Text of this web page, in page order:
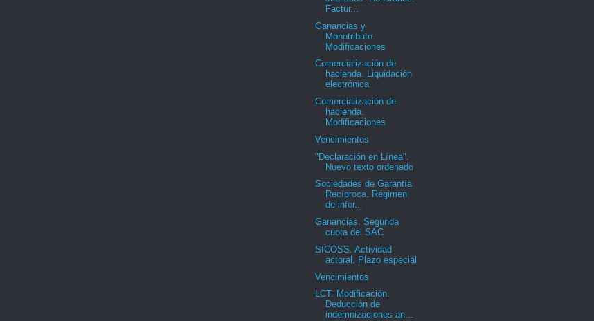
Factur...
Ganancias y
Monotributo.
Modificaciones
Comercialización de
hacienda. Liquidación
electrónica
Comercialización de
hacienda.
Modificaciones
Vencimientos
"Declaración en Línea".
Nuevo texto ordenado
Sociedades de Garantía
Recíproca. Régimen
de infor...
Ganancias. Segunda
cuota del SAC
SICOSS. Actividad
actoral. Plazo especial
Vencimientos
LCT. Modificación.
Deducción de
indemnizaciones an...